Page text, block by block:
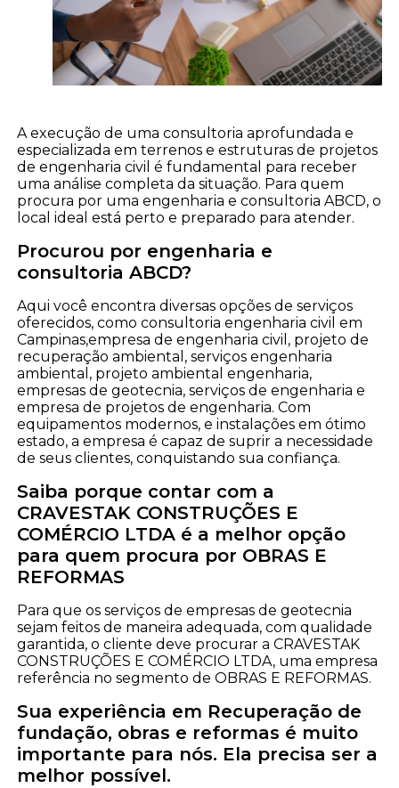
A execução de uma consultoria aprofundada e
especializada em terrenos e estruturas de projetos
de engenharia civil é fundamental para receber
uma análise completa da situação. Para quem
procura por uma engenharia e consultoria ABCD, o
local ideal está perto e preparado para atender.
Procurou por engenharia e
consultoria ABCD?
Aqui você encontra diversas opções de serviços
oferecidos, como consultoria engenharia civil em
Campinas,empresa de engenharia civil, projeto de
recuperação ambiental, serviços engenharia
ambiental, projeto ambiental engenharia,
empresas de geotecnia, serviços de engenharia e
empresa de projetos de engenharia. Com
equipamentos modernos, e instalações em ótimo
estado, a empresa é capaz de suprir a necessidade
de seus clientes, conquistando sua confiança.
Saiba porque contar com a
CRAVESTAK CONSTRUÇÕES E
COMÉRCIO LTDA é a melhor opção
para quem procura por OBRAS E
REFORMAS
Para que os serviços de empresas de geotecnia
sejam feitos de maneira adequada, com qualidade
garantida, o cliente deve procurar a CRAVESTAK
CONSTRUÇÕES E COMÉRCIO LTDA, uma empresa
referência no segmento de OBRAS E REFORMAS.
Sua experiência em Recuperação de
fundação, obras e reformas é muito
importante para nós. Ela precisa ser a
melhor possível.